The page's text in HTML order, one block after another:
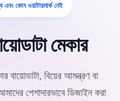
এবং কোন ওয়াটারমার্ক নেই
মেকার
বায়োডাটা, বিয়ের আমন্ত্রণ বা
পেশাদারভাবে ডিজাইন করা